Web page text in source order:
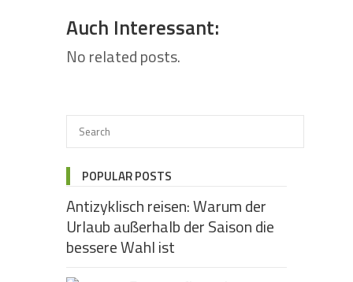
Auch Interessant:
No related posts.
POPULAR POSTS
Antizyklisch reisen: Warum der
Urlaub außerhalb der Saison die
bessere Wahl ist